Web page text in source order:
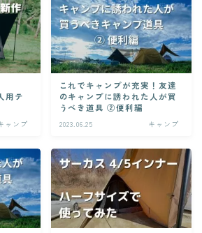
用テ
ャンプ
これでキャンプが充実！友達
のキャンプに誘われた人が買
うべき道具 ②便利編
2023.06.25 キャンプ